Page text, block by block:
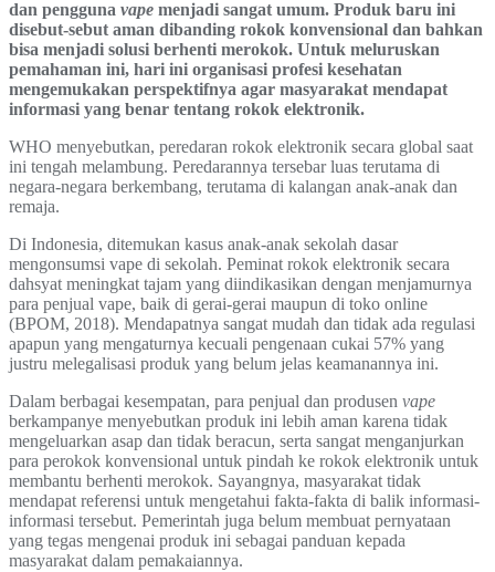
dan pengguna vape menjadi sangat umum. Produk baru ini
disebut-sebut aman dibanding rokok konvensional dan bahkan
bisa menjadi solusi berhenti merokok. Untuk meluruskan
pemahaman ini, hari ini organisasi profesi kesehatan
mengemukakan perspektifnya agar masyarakat mendapat
informasi yang benar tentang rokok elektronik.
WHO menyebutkan, peredaran rokok elektronik secara global saat
ini tengah melambung. Peredarannya tersebar luas terutama di
negara-negara berkembang, terutama di kalangan anak-anak dan
remaja.
Di Indonesia, ditemukan kasus anak-anak sekolah dasar
mengonsumsi vape di sekolah. Peminat rokok elektronik secara
dahsyat meningkat tajam yang diindikasikan dengan menjamurnya
para penjual vape, baik di gerai-gerai maupun di toko online
(BPOM, 2018). Mendapatnya sangat mudah dan tidak ada regulasi
apapun yang mengaturnya kecuali pengenaan cukai 57% yang
justru melegalisasi produk yang belum jelas keamanannya ini.
Dalam berbagai kesempatan, para penjual dan produsen vape
berkampanye menyebutkan produk ini lebih aman karena tidak
mengeluarkan asap dan tidak beracun, serta sangat menganjurkan
para perokok konvensional untuk pindah ke rokok elektronik untuk
membantu berhenti merokok. Sayangnya, masyarakat tidak
mendapat referensi untuk mengetahui fakta-fakta di balik informasi-
informasi tersebut. Pemerintah juga belum membuat pernyataan
yang tegas mengenai produk ini sebagai panduan kepada
masyarakat dalam pemakaiannya.